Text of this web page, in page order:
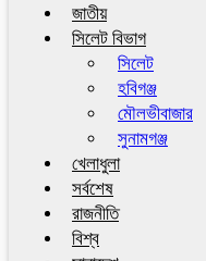
জাতীয়
সিলেট বিভাগ
সিলেট
হবিগঞ্জ
মৌলভীবাজার
সুনামগঞ্জ
খেলাধুলা
সর্বশেষ
রাজনীতি
বিশ্ব